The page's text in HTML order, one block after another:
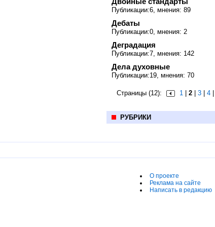
Публикации:6, мнения: 89
Дебаты
Публикации:0, мнения: 2
Деградация
Публикации:7, мнения: 142
Дела духовные
Публикации:19, мнения: 70
Страницы (12): 1 2 3 4
РУБРИКИ
О проекте
Реклама на сайте
Написать в редакцию